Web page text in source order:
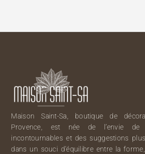
Maison Saint-Sa, boutique de
Provence, est née de l’envie de
incontournables et des suggestions
dans un souci d’équilibre entre la